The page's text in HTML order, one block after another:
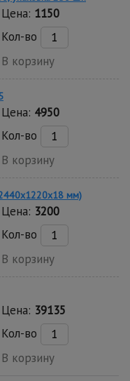
Цена: 1150
Кол-во
В корзину
Цена: 4950
Кол-во
В корзину
мм)
Цена: 3200
Кол-во
В корзину
Цена: 39135
Кол-во
В корзину